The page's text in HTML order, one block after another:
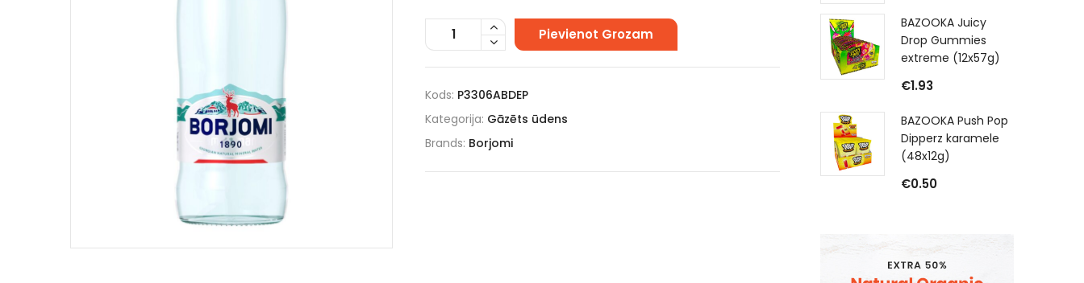
Pievienot Grozam
Kods: P3306ABDEP
Kategorija: Gāzēts ūdens
Brands: Borjomi
BAZOOKA Juicy
Drop Gummies
extreme (12x57g)
€1.93
BAZOOKA Push Pop
Dipperz karamele
(48x12g)
€0.50